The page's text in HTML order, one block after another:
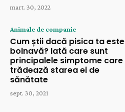
mart. 30, 2022
Animale de companie
Cum știi dacă pisica ta este
bolnavă? Iată care sunt
principalele simptome care
trădează starea ei de
sănătate
sept. 30, 2021